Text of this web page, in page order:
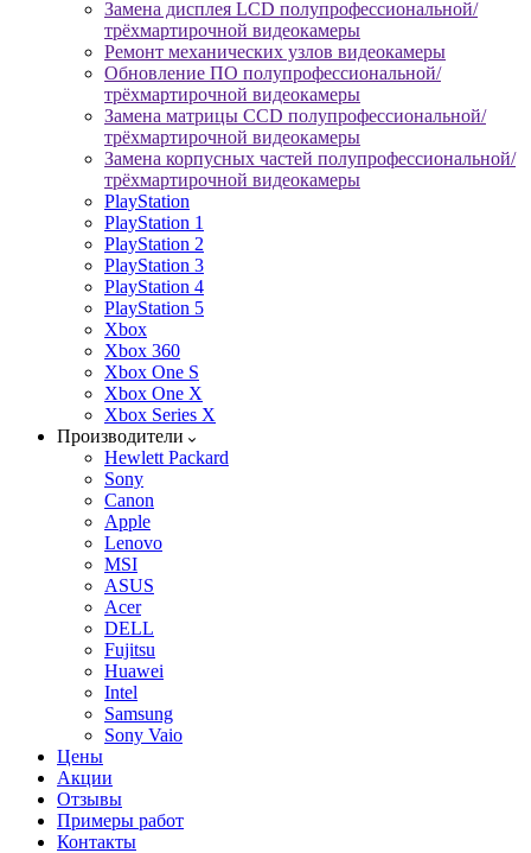
Замена дисплея LCD полупрофессиональной/
трёхмартирочной видеокамеры
Ремонт механических узлов видеокамеры
Обновление ПО полупрофессиональной/
трёхмартирочной видеокамеры
Замена матрицы CCD полупрофессиональной/
трёхмартирочной видеокамеры
Замена корпусных частей полупрофессиональной/
трёхмартирочной видеокамеры
PlayStation
PlayStation 1
PlayStation 2
PlayStation 3
PlayStation 4
PlayStation 5
Xbox
Xbox 360
Xbox One S
Xbox One X
Xbox Series X
Производители
Hewlett Packard
Sony
Canon
Apple
Lenovo
MSI
ASUS
Acer
DELL
Fujitsu
Huawei
Intel
Samsung
Sony Vaio
Цены
Акции
Отзывы
Примеры работ
Контакты